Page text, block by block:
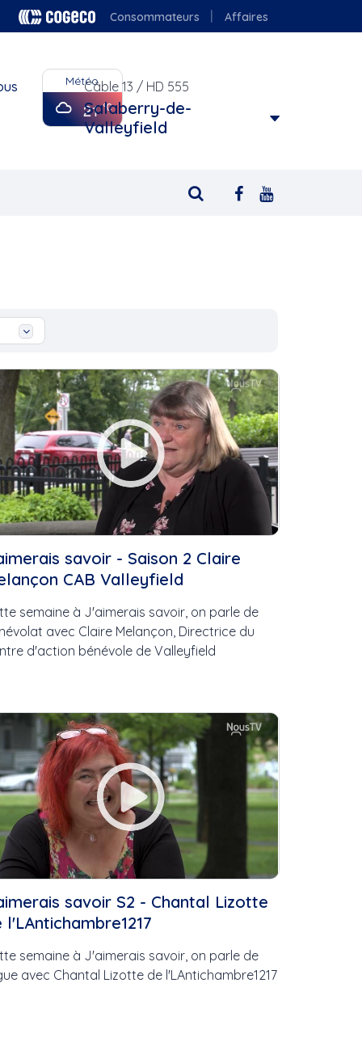
Consommateurs Affaires
Météo
21
Câble 13 / HD 555
Salaberry-de-
Valleyfield
savoir - Saison 2 Claire
CAB Valleyfield
semaine à J'aimerais savoir, on parle de
avec Claire Melançon, Directrice du
d'action bénévole de Valleyfield
savoir S2 - Chantal Lizotte
l'LAntichambre1217
semaine à J'aimerais savoir, on parle de
avec Chantal Lizotte de l'LAntichambre1217